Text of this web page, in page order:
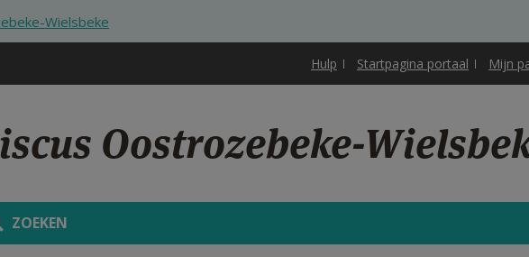
Wielsbeke
Hulp Startpagina portaal Mijn
Oostrozebeke-
ZOEKEN